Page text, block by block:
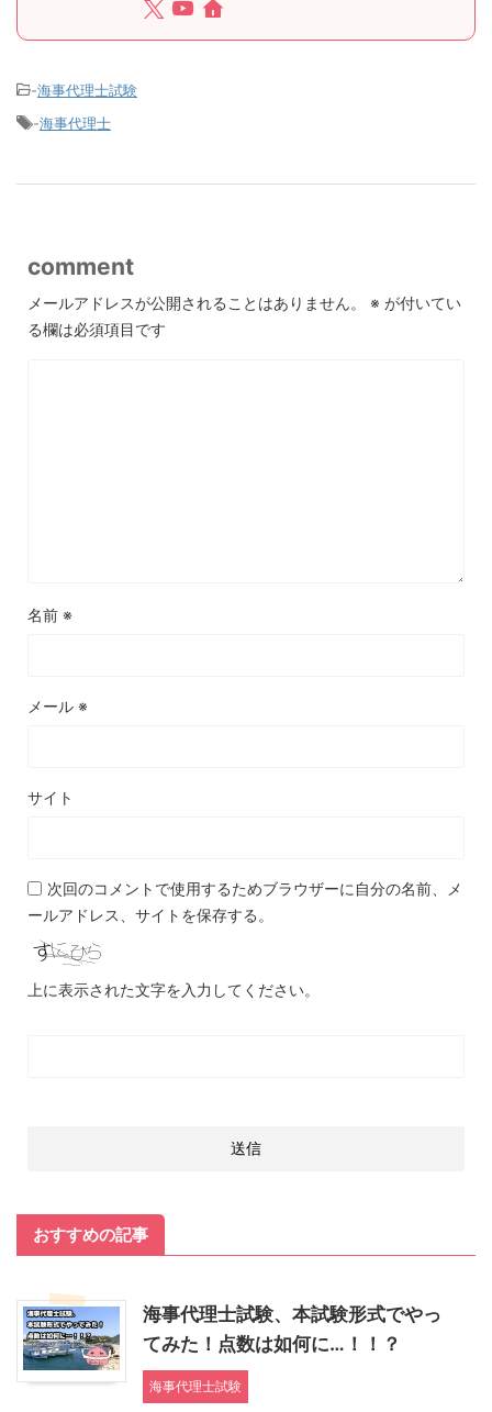
-海事代理士試験
-海事代理士
comment
メールアドレスが公開されることはありません。 ※ が付いてい
る欄は必須項目です
名前 ※
メール ※
サイト
次回のコメントで使用するためブラウザーに自分の名前、メ
ールアドレス、サイトを保存する。
上に表示された文字を入力してください。
おすすめの記事
海事代理士試験、本試験形式でやっ
てみた！点数は如何に…！！？
海事代理士試験